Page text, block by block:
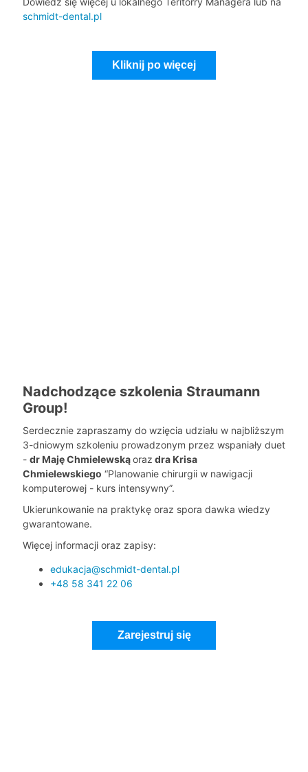
schmidt-dental.pl
Kliknij po więcej
Nadchodzące szkolenia Straumann
Group!
Serdecznie zapraszamy do wzięcia udziału w najbliższym
3-dniowym szkoleniu prowadzonym przez wspaniały duet
- dr Maję Chmielewskąoraz dra Krisa
Chmielewskiego “Planowanie chirurgii w nawigacji
komputerowej - kurs intensywny”.
Ukierunkowanie na praktykę oraz spora dawka wiedzy
gwarantowane.
Więcej informacji oraz zapisy:
edukacja@schmidt-dental.pl
+48 58 341 22 06
Zarejestruj się